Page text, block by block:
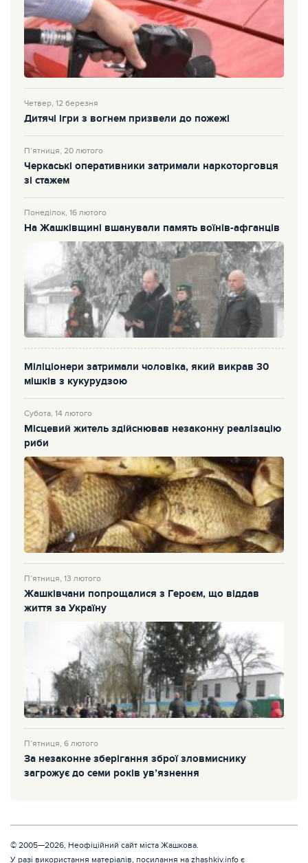
Четвер, 12 березня
Дитячі ігри з вогнем призвели до пожежі
П’ятниця, 20 лютого
Черкаські оперативники затримали наркоторговця
зі стажем
Понеділок, 16 лютого
На Жашківщині вшанували память воїнів-афганців
Міліціонери затримали чоловіка, який викрав 30
мішків з кукурудзою
Субота, 14 лютого
Місцевий житель здійснював незаконну реалізацію
риби
П’ятниця, 13 лютого
Жашківчани попрощалися з Героєм, що віддав
життя за Україну
П’ятниця, 6 лютого
За незаконне зберігання зброї зловмиснику
загрожує до семи років ув’язнення
© 2005—2026, Неофіційний сайт міста Жашкова.
У разі використання матеріалів, посилання на zhashkiv.info є